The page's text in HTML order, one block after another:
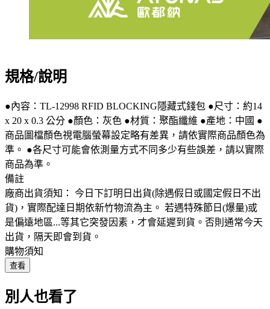
規格/說明
●內容：TL-12998 RFID BLOCKING隱藏式錢包 ●尺寸：約14
x 20 x 0.3 公分 ●顏色：灰色 ●材質：聚酯纖維 ●產地：中國 ●
商品圖檔顏色視電腦螢幕設定略有差異，請依實際商品顏色為
準。 ●各尺寸可能會依測量方式不同多少有些誤差，請以實際
商品為準。
備註
廠商出貨須知： 今日下訂明日出貨(除遇假日或國定假日不出
貨)，實際配達日期依新竹物流為主。 若遇特殊節日(爆量)或
是偏遠地區...等其它突發因素，才會延遲到貨。否則通常今天
出貨，隔天即會到貨。
購物須知
查看
別人也看了